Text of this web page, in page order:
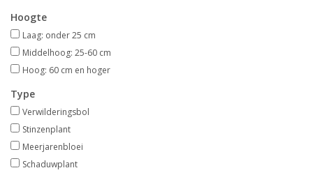
Hoogte
Laag: onder 25 cm
Middelhoog: 25-60 cm
Hoog: 60 cm en hoger
Type
Verwilderingsbol
Stinzenplant
Meerjarenbloei
Schaduwplant